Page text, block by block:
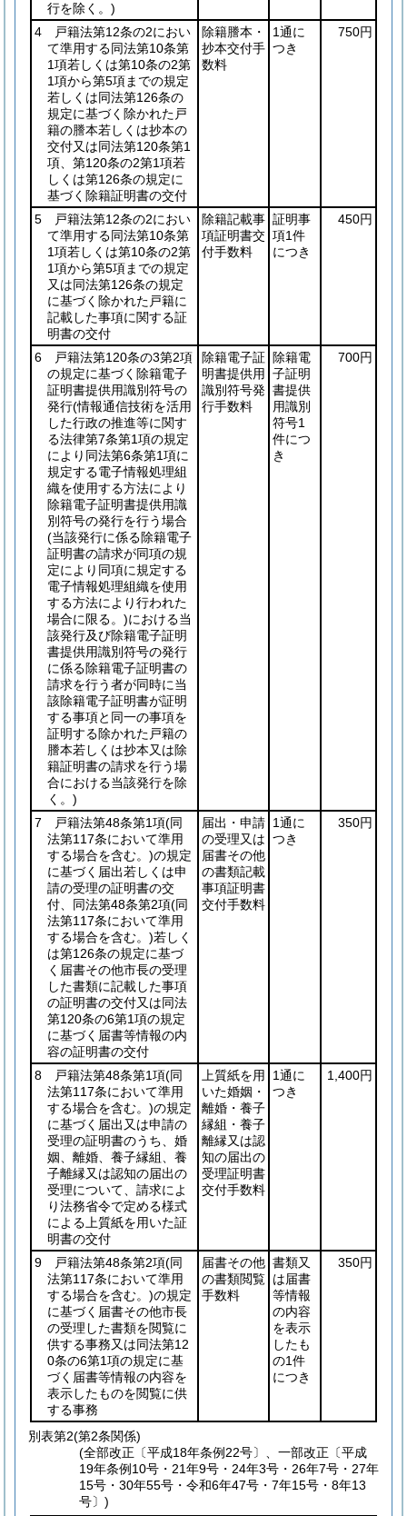
行を除く。)
4 戸籍法第12条の2におい
て準用する同法第10条第
1項若しくは第10条の2第
1項から第5項までの規定
若しくは同法第126条の
規定に基づく除かれた戸
籍の謄本若しくは抄本の
交付又は同法第120条第1
項、第120条の2第1項若
しくは第126条の規定に
基づく除籍証明書の交付
除籍謄本・
抄本交付手
数料
1通に
つき
750円
5 戸籍法第12条の2におい
て準用する同法第10条第
1項若しくは第10条の2第
1項から第5項までの規定
又は同法第126条の規定
に基づく除かれた戸籍に
記載した事項に関する証
明書の交付
除籍記載事
項証明書交
付手数料
証明事
項1件
につき
450円
6 戸籍法第120条の3第2項
の規定に基づく除籍電子
証明書提供用識別符号の
発行(情報通信技術を活用
した行政の推進等に関す
る法律第7条第1項の規定
により同法第6条第1項に
規定する電子情報処理組
織を使用する方法により
除籍電子証明書提供用識
別符号の発行を行う場合
(当該発行に係る除籍電子
証明書の請求が同項の規
定により同項に規定する
電子情報処理組織を使用
する方法により行われた
場合に限る。)における当
該発行及び除籍電子証明
書提供用識別符号の発行
に係る除籍電子証明書の
請求を行う者が同時に当
該除籍電子証明書が証明
する事項と同一の事項を
証明する除かれた戸籍の
謄本若しくは抄本又は除
籍証明書の請求を行う場
合における当該発行を除
く。)
除籍電子証
明書提供用
識別符号発
行手数料
除籍電
子証明
書提供
用識別
符号1
件につ
き
700円
7 戸籍法第48条第1項(同
法第117条において準用
する場合を含む。)の規定
に基づく届出若しくは申
請の受理の証明書の交
付、同法第48条第2項(同
法第117条において準用
する場合を含む。)若しく
は第126条の規定に基づ
く届書その他市長の受理
した書類に記載した事項
の証明書の交付又は同法
第120条の6第1項の規定
に基づく届書等情報の内
容の証明書の交付
届出・申請
の受理又は
届書その他
の書類記載
事項証明書
交付手数料
1通に
つき
350円
8 戸籍法第48条第1項(同
法第117条において準用
する場合を含む。)の規定
に基づく届出又は申請の
受理の証明書のうち、婚
姻、離婚、養子縁組、養
子離縁又は認知の届出の
受理について、請求によ
り法務省令で定める様式
による上質紙を用いた証
明書の交付
上質紙を用
いた婚姻・
離婚・養子
縁組・養子
離縁又は認
知の届出の
受理証明書
交付手数料
1通に
つき
1,400円
9 戸籍法第48条第2項(同
法第117条において準用
する場合を含む。)の規定
に基づく届書その他市長
の受理した書類を閲覧に
供する事務又は同法第12
0条の6第1項の規定に基
づく届書等情報の内容を
表示したものを閲覧に供
する事務
届書その他
の書類閲覧
手数料
書類又
は届書
等情報
の内容
を表示
したも
の1件
につき
350円
別表第2(第2条関係)
(全部改正〔平成18年条例22号〕、一部改正〔平成
19年条例10号・21年9号・24年3号・26年7号・27年
15号・30年55号・令和6年47号・7年15号・8年13
号〕)